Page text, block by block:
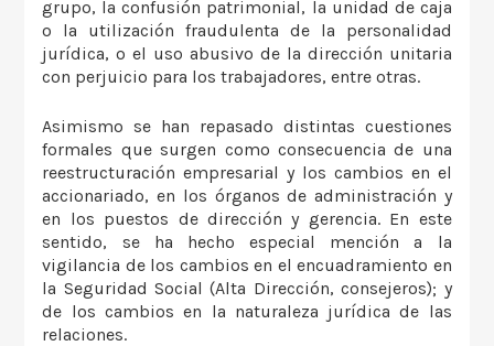
grupo, la confusión patrimonial, la unidad de caja
o la utilización fraudulenta de la personalidad
jurídica, o el uso abusivo de la dirección unitaria
con perjuicio para los trabajadores, entre otras.
Asimismo se han repasado distintas cuestiones
formales que surgen como consecuencia de una
reestructuración empresarial y los cambios en el
accionariado, en los órganos de administración y
en los puestos de dirección y gerencia. En este
sentido, se ha hecho especial mención a la
vigilancia de los cambios en el encuadramiento en
la Seguridad Social (Alta Dirección, consejeros); y
de los cambios en la naturaleza jurídica de las
relaciones.